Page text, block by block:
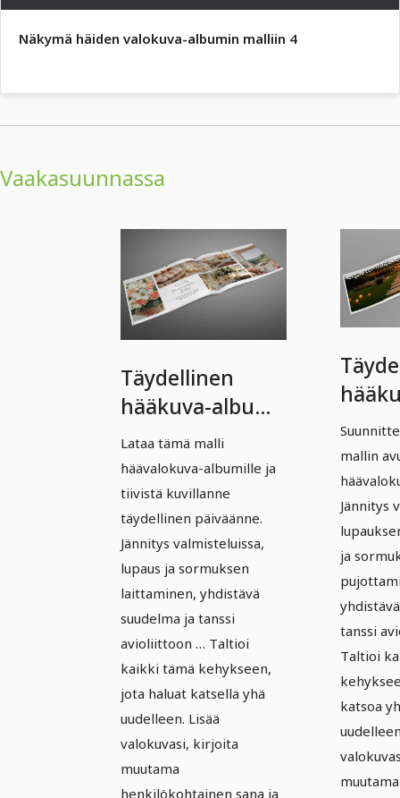
Näkymä häiden valokuva-albumin malliin 4
Vaakasuunnassa
Täydellinen
hääkuva-albumi
– Versio 1
Lataa tämä malli
häävalokuva-albumille ja
tiivistä kuvillanne
täydellinen päiväänne.
Jännitys valmisteluissa,
lupaus ja sormuksen
laittaminen, yhdistävä
suudelma ja tanssi
avioliittoon … Taltioi
kaikki tämä kehykseen,
jota haluat katsella yhä
uudelleen. Lisää
valokuvasi, kirjoita
muutama
henkilökohtainen sana ja
mallin
Jännitys
ja
tanssi
Taltioi
katsoa
muutama